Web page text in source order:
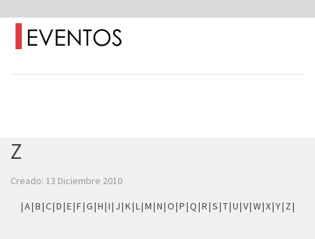
Z
Creado: 13 Diciembre 2010
|A|B|C|D|E|F|G|H|I| J|K|L|M|N|O|P|Q|R|S|T|U|V|W|X|Y| Z|